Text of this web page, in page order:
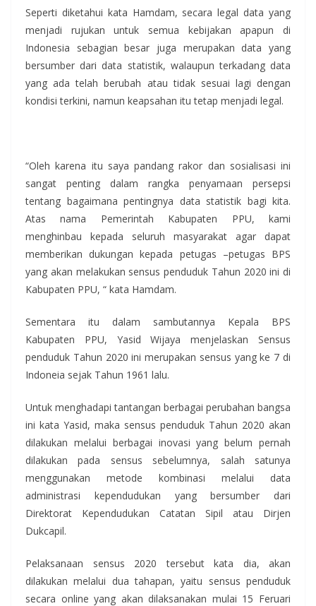
Seperti diketahui kata Hamdam, secara legal data yang
menjadi rujukan untuk semua kebijakan apapun di
Indonesia sebagian besar juga merupakan data yang
bersumber dari data statistik, walaupun terkadang data
yang ada telah berubah atau tidak sesuai lagi dengan
kondisi terkini, namun keapsahan itu tetap menjadi legal.
“Oleh karena itu saya pandang rakor dan sosialisasi ini
sangat penting dalam rangka penyamaan persepsi
tentang bagaimana pentingnya data statistik bagi kita.
Atas nama Pemerintah Kabupaten PPU, kami
menghinbau kepada seluruh masyarakat agar dapat
memberikan dukungan kepada petugas –petugas BPS
yang akan melakukan sensus penduduk Tahun 2020 ini di
Kabupaten PPU, “ kata Hamdam.
Sementara itu dalam sambutannya Kepala BPS
Kabupaten PPU, Yasid Wijaya menjelaskan Sensus
penduduk Tahun 2020 ini merupakan sensus yang ke 7 di
Indoneia sejak Tahun 1961 lalu.
Untuk menghadapi tantangan berbagai perubahan bangsa
ini kata Yasid, maka sensus penduduk Tahun 2020 akan
dilakukan melalui berbagai inovasi yang belum pernah
dilakukan pada sensus sebelumnya, salah satunya
menggunakan metode kombinasi melalui data
administrasi kependudukan yang bersumber dari
Direktorat Kependudukan Catatan Sipil atau Dirjen
Dukcapil.
Pelaksanaan sensus 2020 tersebut kata dia, akan
dilakukan melalui dua tahapan, yaitu sensus penduduk
secara online yang akan dilaksanakan mulai 15 Feruari